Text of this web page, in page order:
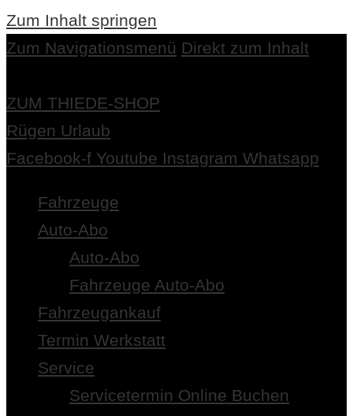
Zum Inhalt springen
Zum Navigationsmenü Direkt zum Inhalt
ZUM THIEDE-SHOP
Rügen Urlaub
Facebook-f Youtube Instagram Whatsapp
Fahrzeuge
Auto-Abo
Auto-Abo
Fahrzeuge Auto-Abo
Fahrzeugankauf
Termin Werkstatt
Service
Servicetermin Online Buchen